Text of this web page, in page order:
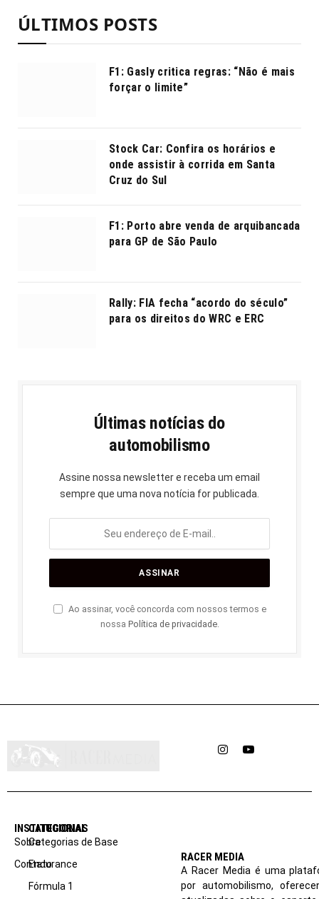
ÚLTIMOS POSTS
F1: Gasly critica regras: “Não é mais
forçar o limite”
Stock Car: Confira os horários e
onde assistir à corrida em Santa
Cruz do Sul
F1: Porto abre venda de arquibancada
para GP de São Paulo
Rally: FIA fecha “acordo do século”
para os direitos do WRC e ERC
Últimas notícias do
automobilismo
Assine nossa newsletter e receba um email
sempre que uma nova notícia for publicada.
Ao assinar, você concorda com nossos termos e
nossa Política de privacidade.
InstagramYouTube
INSTITUCIONAL
Sobre
Contato
CATEGORIAS
Categorias de Base
Endurance
Fórmula 1
RACER MEDIA
A Racer Media é uma
por automobilismo,